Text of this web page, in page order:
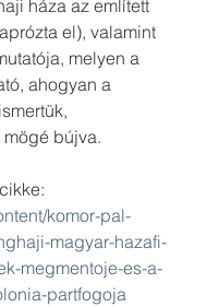
háza az említett
el), valamint
melyen a
ahogyan a
bújva.
komor-pal-
magyar-hazafi-
megmentoje-es-a-
partfogoja